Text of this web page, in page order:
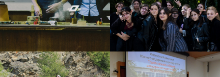
02 Физика материалов и
радиационное
материаловедение
освоите свойства активных материалов, радиационное
воздействие на вещества и разработку новых
материалов для ядерной отрасли
03 Математическое
моделирование и анализ
научитесь моделировать физические процессы,
обрабатывать данные и проводить расчёты сложных
ядерно-физических систем